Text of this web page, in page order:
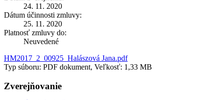
24. 11. 2020
Dátum účinnosti zmluvy:
25. 11. 2020
Platnosť zmluvy do:
Neuvedené
HM2017_2_00925_Halászová Jana.pdf
Typ súboru: PDF dokument, Veľkosť: 1,33 MB
Zverejňovanie